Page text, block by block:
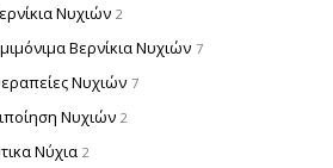
Νυχιών 2
Βερνίκια Νυχιών 7
Νυχιών 7
Νυχιών 2
Νύχια 2